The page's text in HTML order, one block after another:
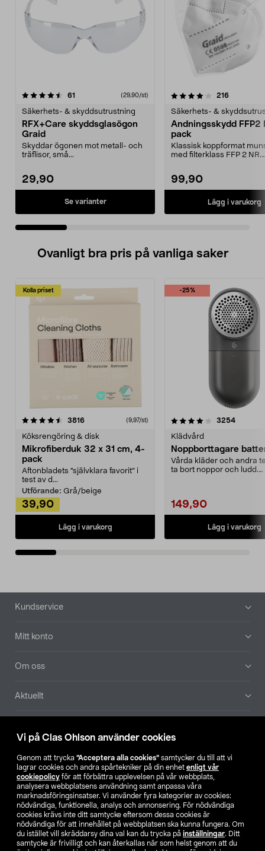
Vi på Clas Ohlson använder cookies
Genom att trycka ”Acceptera alla cookies” samtycker du till att vi
lagrar cookies och andra spårtekniker på din enhet enligt vår
cookiepolicy för att förbättra upplevelsen på vår webbplats,
analysera webbplatsens användning samt anpassa våra
marknadsföringsinsatser. Vi använder fyra kategorier av cookies:
nödvändiga, funktionella, analys och annonsering. För nödvändiga
cookies krävs inte ditt samtycke eftersom dessa cookies är
nödvändiga för att innehållet på webbplatsen ska kunna fungera. Om
du istället vill skräddarsy dina val kan du trycka på inställningar. Ditt
samtycke är frivilligt och kan återkallas när som helst genom att du
61 (29,90/st)
Säkerhets- & skyddsutrustning
RFX+Care skyddsglasögon
Graid
Skyddar ögonen mot metall- och
träflisor, små...
29,90
Se varianter
4.0 av 5 stjärnor 216
Säkerhets- &
Andningsskydd FFP2
pack
Klassisk koppformat
med filterklass FFP 2 NR.
99,90
Lägg i varukorg
4.5 av 5 stjärnor
Ovanligt bra pris på vanliga saker
Kolla priset
3816recensioner (9,97/st)
Köksrengöring & disk
Mikrofiberduk 32 x 31 cm, 4-
pack
Aftonbladets "självklara favorit” i
test av d...
Utförande: Grå/beige
39,90
Lägg i varukorg
-25%
4.0av 5 stjärnor 3254
Klädvård
Noppborttagare
Vårda kläder och andra
ta bort noppor och ludd.
149,90
Lägg i varukorg
4.5av 5 stjärnor
Sidfot
Kundservice
Mitt konto
Om oss
Aktuellt
Hitta butik
SE NO FI